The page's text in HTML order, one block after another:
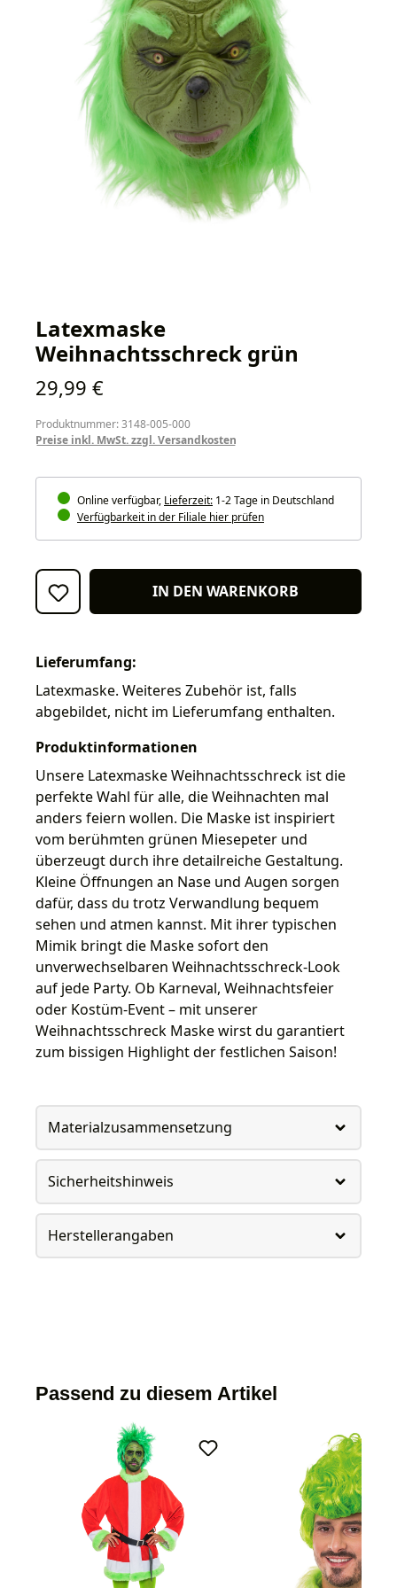
Latexmaske
Weihnachtsschreck grün
Regulärer Preis:
29,99 €
Produktnummer: 3148-005-000
Preise inkl. MwSt. zzgl. Versandkosten
Online verfügbar, Lieferzeit: 1-2 Tage in Deutschland
Verfügbarkeit in der Filiale hier prüfen
IN DEN WARENKORB
Lieferumfang:
Latexmaske. Weiteres Zubehör ist, falls
abgebildet, nicht im Lieferumfang enthalten.
Produktinformationen
Unsere Latexmaske Weihnachtsschreck ist die
perfekte Wahl für alle, die Weihnachten mal
anders feiern wollen. Die Maske ist inspiriert
vom berühmten grünen Miesepeter und
überzeugt durch ihre detailreiche Gestaltung.
Kleine Öffnungen an Nase und Augen sorgen
dafür, dass du trotz Verwandlung bequem
sehen und atmen kannst. Mit ihrer typischen
Mimik bringt die Maske sofort den
unverwechselbaren Weihnachtsschreck-Look
auf jede Party. Ob Karneval, Weihnachtsfeier
oder Kostüm-Event – mit unserer
Weihnachtsschreck Maske wirst du garantiert
zum bissigen Highlight der festlichen Saison!
Materialzusammensetzung
Sicherheitshinweis
Herstellerangaben
Passend zu diesem Artikel